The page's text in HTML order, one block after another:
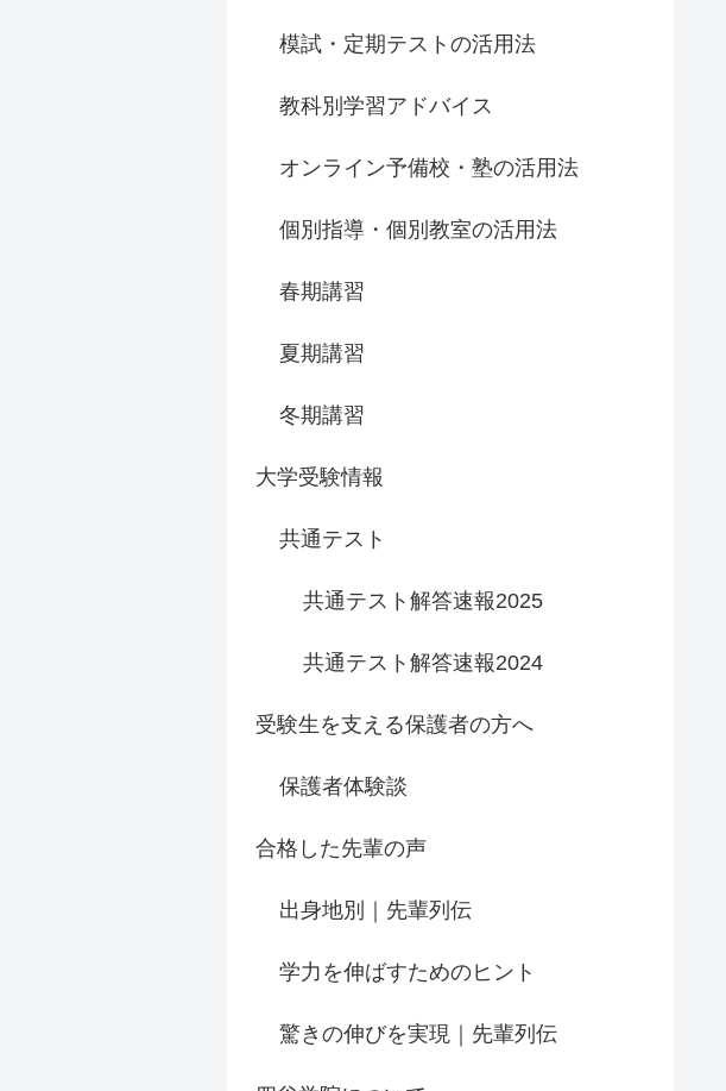
模試・定期テストの活用法
教科別学習アドバイス
オンライン予備校・塾の活用法
個別指導・個別教室の活用法
春期講習
夏期講習
冬期講習
大学受験情報
共通テスト
共通テスト解答速報2025
共通テスト解答速報2024
受験生を支える保護者の方へ
保護者体験談
合格した先輩の声
出身地別｜先輩列伝
学力を伸ばすためのヒント
驚きの伸びを実現｜先輩列伝